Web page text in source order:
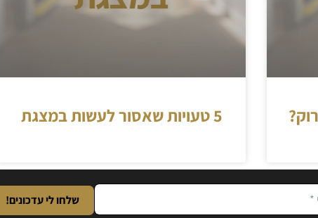
5 טעויות שאסור לעשות במצגת
שלחו לי עדכונים!